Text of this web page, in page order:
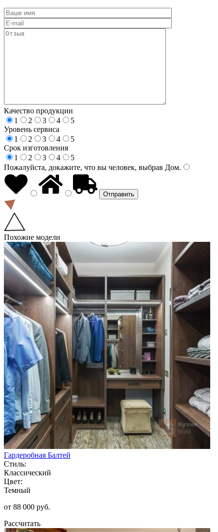
Качество продукции
1
2 3 4
5
Уровень сервиса
1
2 3 4
5
Срок изготовления
1
2 3 4
5
Пожалуйста, докажите, что вы человек, выбрав Дом.
Похожие модели
Гардеробная Балтей
Стиль:
Классический
Цвет:
Темный
от 88 000 руб.
Рассчитать